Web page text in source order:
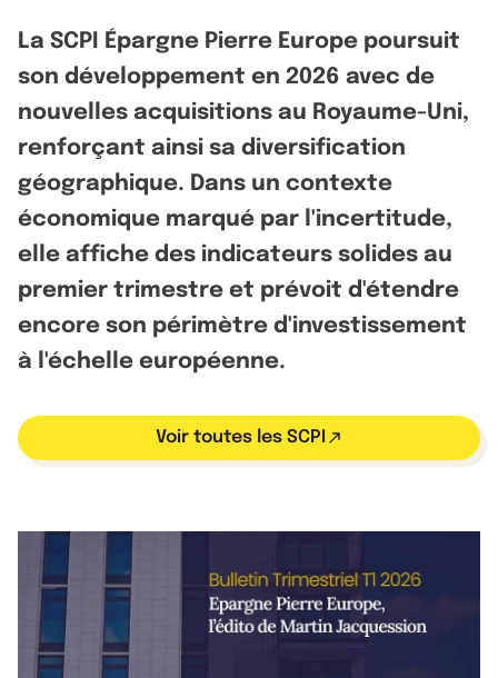
La SCPI Épargne Pierre Europe poursuit
son développement en 2026 avec de
nouvelles acquisitions au Royaume-Uni,
renforçant ainsi sa diversification
géographique. Dans un contexte
économique marqué par l'incertitude,
elle affiche des indicateurs solides au
premier trimestre et prévoit d'étendre
encore son périmètre d'investissement
à l'échelle européenne.
Voir toutes les SCPI